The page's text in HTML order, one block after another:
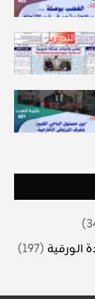
الورقية (197)